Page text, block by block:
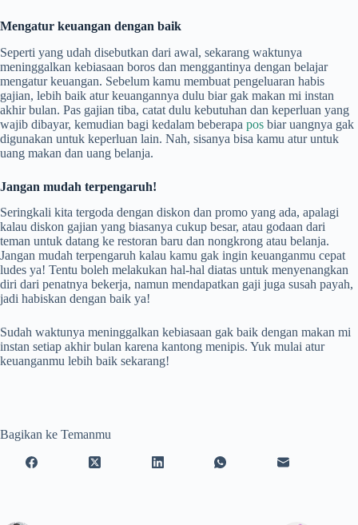
Mengatur keuangan dengan baik
Seperti yang udah disebutkan dari awal, sekarang waktunya
meninggalkan kebiasaan boros dan menggantinya dengan belajar
mengatur keuangan. Sebelum kamu membuat pengeluaran habis
gajian, lebih baik atur keuangannya dulu biar gak makan mi instan
akhir bulan. Pas gajian tiba, catat dulu kebutuhan dan keperluan yang
wajib dibayar, kemudian bagi kedalam beberapa pos biar uangnya gak
digunakan untuk keperluan lain. Nah, sisanya bisa kamu atur untuk
uang makan dan uang belanja.
Jangan mudah terpengaruh!
Seringkali kita tergoda dengan diskon dan promo yang ada, apalagi
kalau diskon gajian yang biasanya cukup besar, atau godaan dari
teman untuk datang ke restoran baru dan nongkrong atau belanja.
Jangan mudah terpengaruh kalau kamu gak ingin keuanganmu cepat
ludes ya! Tentu boleh melakukan hal-hal diatas untuk menyenangkan
diri dari penatnya bekerja, namun mendapatkan gaji juga susah payah,
jadi habiskan dengan baik ya!
Sudah waktunya meninggalkan kebiasaan gak baik dengan makan mi
instan setiap akhir bulan karena kantong menipis. Yuk mulai atur
keuanganmu lebih baik sekarang!
Bagikan ke Temanmu